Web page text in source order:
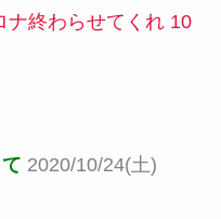
ナ終わらせてくれ 10
2020/10/24(土)